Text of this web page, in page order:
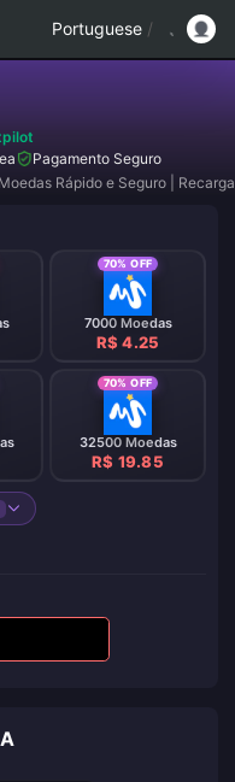
Portuguese /
Pagamento Seguro
Rápido e Seguro | Recarga
70% OFF
7000 Moedas
R$ 4.25
70% OFF
32500 Moedas
R$ 19.85